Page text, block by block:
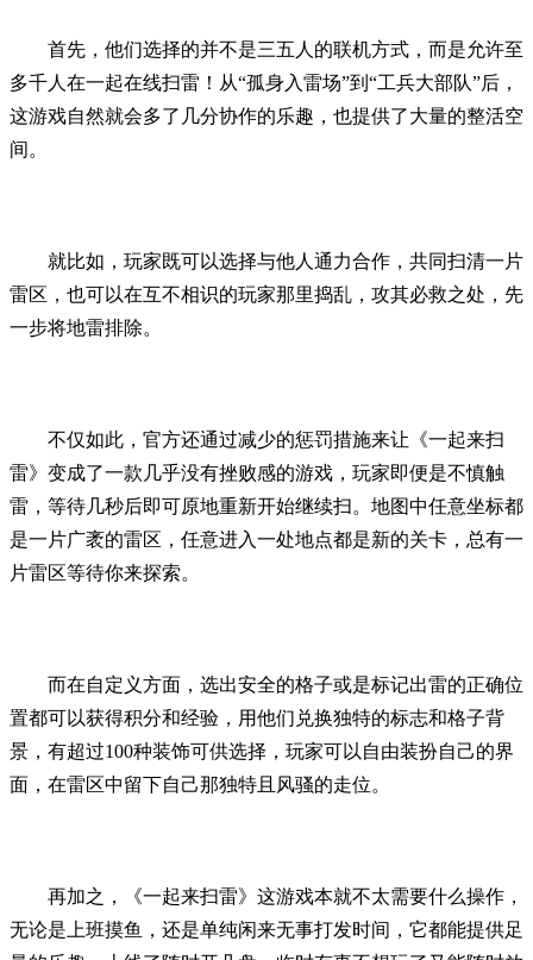
首先，他们选择的并不是三五人的联机方式，而是允许至
多千人在一起在线扫雷！从“孤身入雷场”到“工兵大部队”后，
这游戏自然就会多了几分协作的乐趣，也提供了大量的整活空
间。
就比如，玩家既可以选择与他人通力合作，共同扫清一片
雷区，也可以在互不相识的玩家那里捣乱，攻其必救之处，先
一步将地雷排除。
不仅如此，官方还通过减少的惩罚措施来让《一起来扫
雷》变成了一款几乎没有挫败感的游戏，玩家即便是不慎触
雷，等待几秒后即可原地重新开始继续扫。地图中任意坐标都
是一片广袤的雷区，任意进入一处地点都是新的关卡，总有一
片雷区等待你来探索。
而在自定义方面，选出安全的格子或是标记出雷的正确位
置都可以获得积分和经验，用他们兑换独特的标志和格子背
景，有超过100种装饰可供选择，玩家可以自由装扮自己的界
面，在雷区中留下自己那独特且风骚的走位。
再加之，《一起来扫雷》这游戏本就不太需要什么操作，
无论是上班摸鱼，还是单纯闲来无事打发时间，它都能提供足